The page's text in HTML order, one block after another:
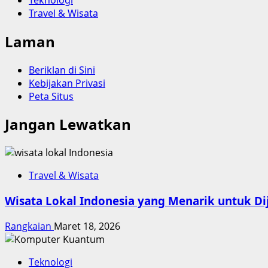
Travel & Wisata
Laman
Beriklan di Sini
Kebijakan Privasi
Peta Situs
Jangan Lewatkan
Travel & Wisata
Wisata Lokal Indonesia yang Menarik untuk
Rangkaian Maret 18, 2026
Teknologi